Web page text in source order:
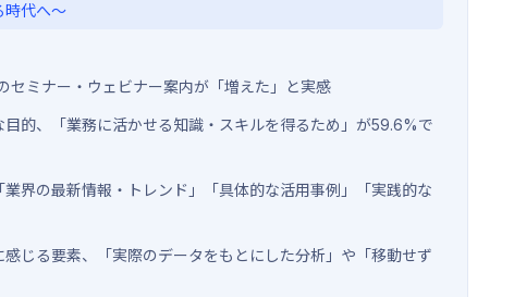
時代へ〜
ミナー・ウェビナー案内が「増えた」と実感
的、「業務に活かせる知識・スキルを得るため」が59.6%で
界の最新情報・トレンド」「具体的な活用事例」「実践的な
じる要素、「実際のデータをもとにした分析」や「移動せず